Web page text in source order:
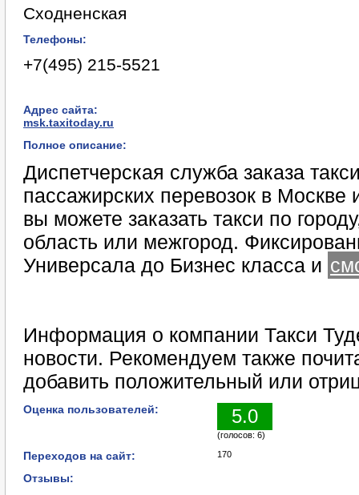
Сходненская
Телефоны:
+7(495) 215-5521
Адрес сайта:
msk.taxitoday.ru
Полное описание:
Диспетчерская служба заказа
пассажирских перевозок в Москве
вы можете заказать такси по
область или межгород.
Универсала до Бизнес класса и
Информация о компании Такси
новости. Рекомендуем также
добавить положительный или
Оценка пользователей: 5.0
(голосов: 6)
Переходов на сайт: 170
Отзывы: